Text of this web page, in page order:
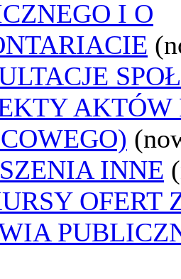
I O
AKTÓW
INNE
OFERT